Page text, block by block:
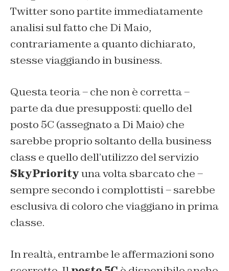
Twitter sono partite immediatamente
analisi sul fatto che Di Maio,
contrariamente a quanto dichiarato,
stesse viaggiando in business.
Questa teoria – che non è corretta –
parte da due presupposti: quello del
posto 5C (assegnato a Di Maio) che
sarebbe proprio soltanto della business
class e quello dell’utilizzo del servizio
SkyPriorityuna volta sbarcato che –
sempre secondo i complottisti – sarebbe
esclusiva di coloro che viaggiano in prima
classe.
In realtà, entrambe le affermazioni sono